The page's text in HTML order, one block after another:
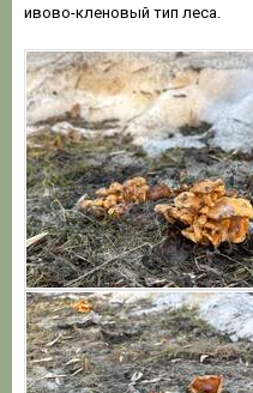
ивово-кленовый тип леса.